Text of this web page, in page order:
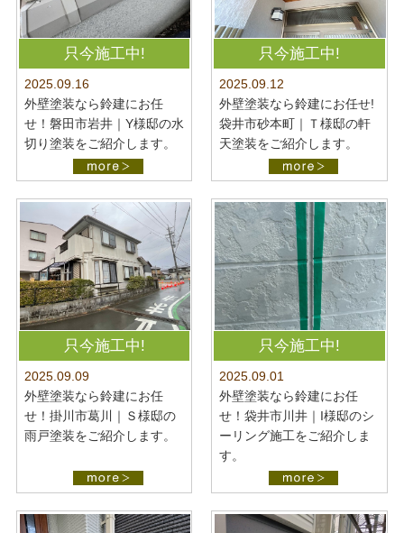
只今施工中!
2025.09.16
外壁塗装なら鈴建にお任
せ！磐田市岩井｜Y様邸の水
切り塗装をご紹介します。
只今施工中!
2025.09.12
外壁塗装なら鈴建にお任せ!
袋井市砂本町｜Ｔ様邸の軒
天塗装をご紹介します。
只今施工中!
2025.09.09
外壁塗装なら鈴建にお任
せ！掛川市葛川｜Ｓ様邸の
雨戸塗装をご紹介します。
只今施工中!
2025.09.01
外壁塗装なら鈴建にお任
せ！袋井市川井｜I様邸のシ
ーリング施工をご紹介しま
す。